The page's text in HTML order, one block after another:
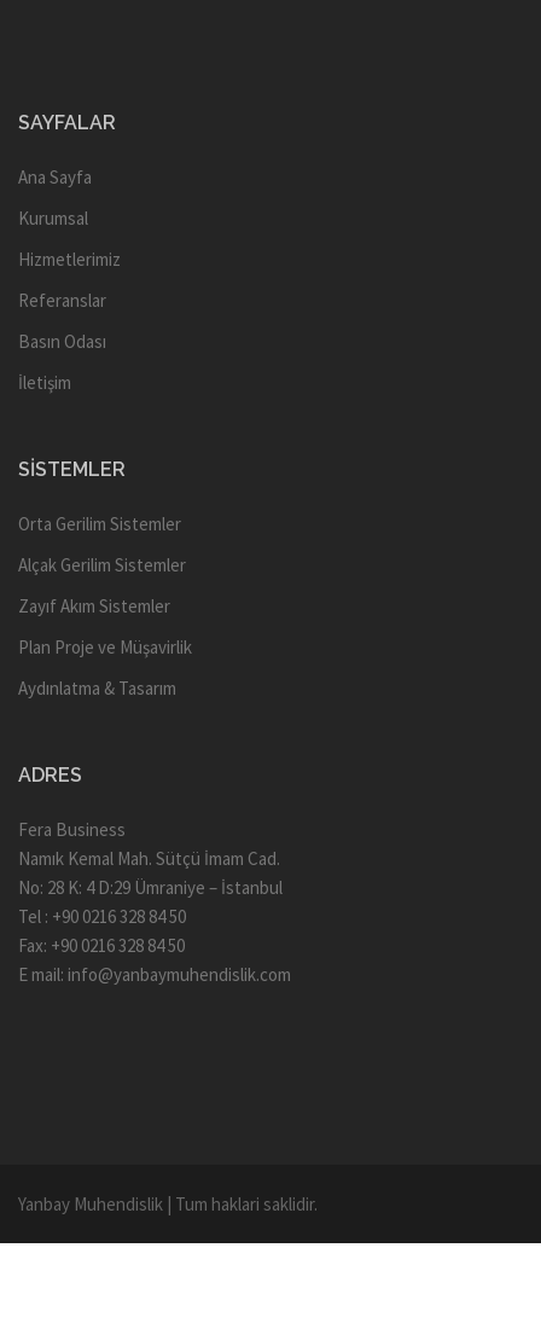
SAYFALAR
Ana Sayfa
Kurumsal
Hizmetlerimiz
Referanslar
Basın Odası
İletişim
SISTEMLER
Orta Gerilim Sistemler
Alçak Gerilim Sistemler
Zayıf Akım Sistemler
Plan Proje ve Müşavirlik
Aydınlatma & Tasarım
ADRES
Fera Business
Namık Kemal Mah. Sütçü İmam Cad.
No: 28 K: 4 D:29 Ümraniye – İstanbul
Tel : +90 0216 328 84 50
Fax: +90 0216 328 84 50
E mail: info@yanbaymuhendislik.com
Yanbay Muhendislik | Tum haklari saklidir.